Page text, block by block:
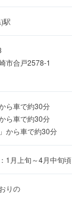
駅
市合戸2578-1
ら車で約30分
ら車で約30分
から車で約30分
1月上旬～4月中旬頃
りの